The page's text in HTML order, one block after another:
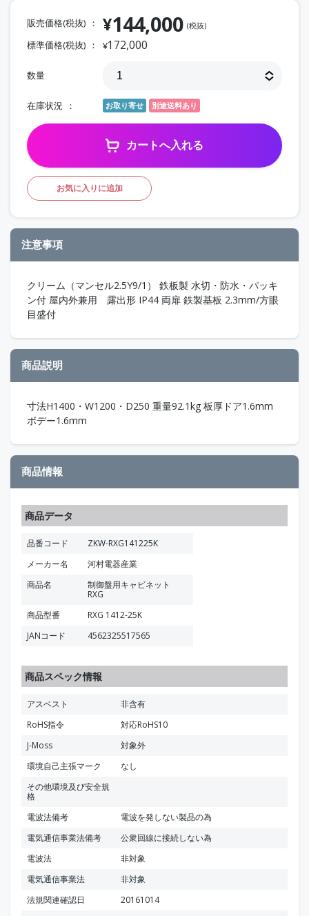
販売価格(税抜) ¥144,000 (税抜)
標準価格(税抜) ¥172,000
数量
在庫状況 お取り寄せ 別途送料あり
カートへ入れる
お気に入りに追加
注意事項
クリーム（マンセル2.5Y9/1） 鉄板製 水切・防水・パッキ
ン付 屋内外兼用 露出形 IP44 両扉 鉄製基板 2.3mm/方眼
目盛付
商品説明
寸法H1400・W1200・D250 重量92.1kg 板厚ドア1.6mm
ボデー1.6mm
商品情報
商品データ
品番コード
ZKW-RXG141225K
メーカー名
河村電器産業
商品名
制御盤用キャビネット
RXG
商品型番
RXG 1412-25K
JANコード
4562325517565
商品スペック情報
アスベスト
非含有
RoHS指令
対応RoHS10
J-Moss
対象外
環境自己主張マーク
なし
その他環境及び安全規
格
電波法備考
電波を発しない製品の為
電気通信事業法備考
公衆回線に接続しない為
電波法
非対象
電気通信事業法
非対象
法規関連確認日
20161014